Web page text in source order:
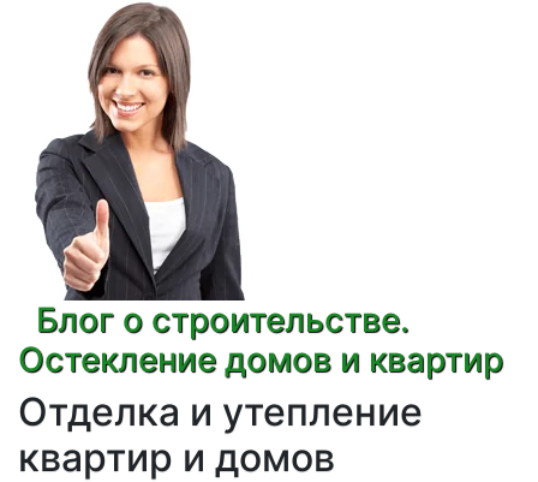
Блог о строительстве.
Остекление домов и квартир
Отделка и утепление
квартир и домов